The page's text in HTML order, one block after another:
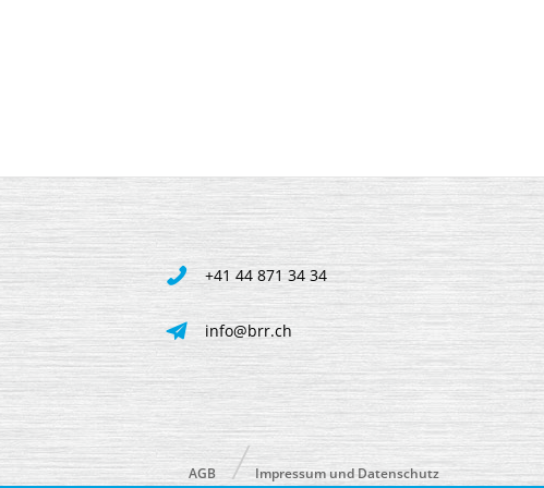
+41 44 871 34 34
info@brr.ch
AGB Impressum und Datenschutz